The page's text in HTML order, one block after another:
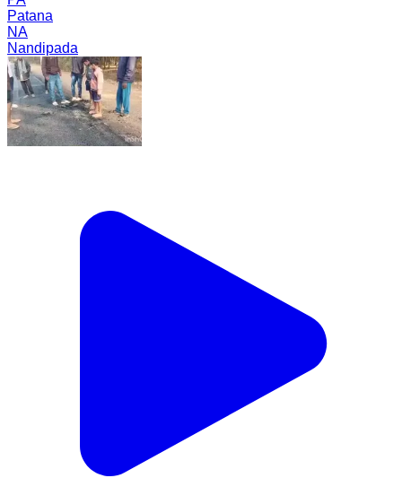
Patana
NA
Nandipada